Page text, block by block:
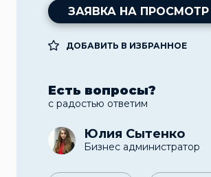
ЗАЯВКА НА ПРОСМОТР
ДОБАВИТЬ В ИЗБРАННОЕ
Есть вопросы?
с радостью ответим
Юлия Сытенко
Бизнес администратор